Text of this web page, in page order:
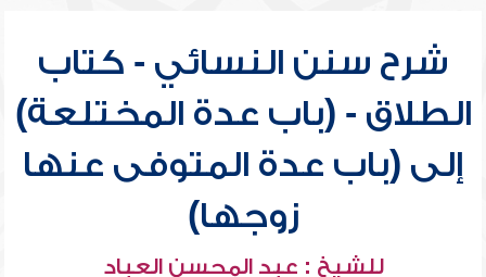
شرح سنن النسائي - كتاب
الطلاق - (باب عدة المختلعة)
إلى (باب عدة المتوفى عنها
زوجها)
للشيخ : عبد المحسن العباد